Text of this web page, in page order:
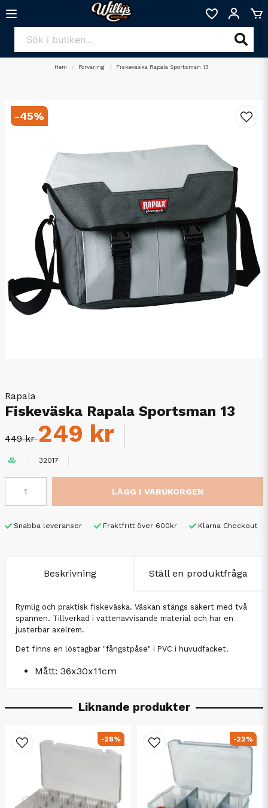
Hem Förvaring Fiskeväska Rapala Sportsman 13
-45%
Rapala
Fiskeväska Rapala Sportsman 13
449 kr249 kr
32017
LÄGG I VARUKORGEN
Snabba leveranser Fraktfritt över 600kr Klarna Checkout
Beskrivning Ställ en produktfråga
Rymlig och praktisk fiskeväska. Väskan stängs säkert med två
spännen. Tillverkad i vattenavvisande material och har en
justerbar axelrem.
Det finns en löstagbar "fångstpåse" i PVC i huvudfacket.
Mått: 36x30x11cm
Liknande produkter
-28% -22%